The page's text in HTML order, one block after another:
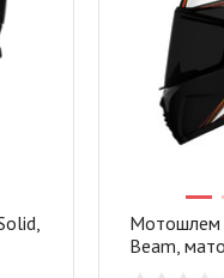
Мотошлем
Beam,